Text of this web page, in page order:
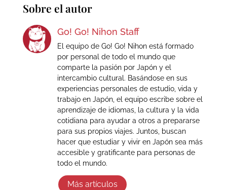
Sobre el autor
Go! Go! Nihon Staff
El equipo de Go! Go! Nihon está formado
por personal de todo el mundo que
comparte la pasión por Japón y el
intercambio cultural. Basándose en sus
experiencias personales de estudio, vida y
trabajo en Japón, el equipo escribe sobre el
aprendizaje de idiomas, la cultura y la vida
cotidiana para ayudar a otros a prepararse
para sus propios viajes. Juntos, buscan
hacer que estudiar y vivir en Japón sea más
accesible y gratificante para personas de
todo el mundo.
Más artículos